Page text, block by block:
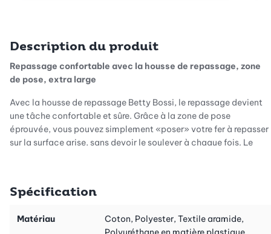
Description du produit
Repassage confortable avec la housse de repassage, zone
de pose, extra large
Avec la housse de repassage Betty Bossi, le repassage devient
une tâche confortable et sûre. Grâce à la zone de pose
éprouvée, vous pouvez simplement «poser» votre fer à repasser
sur la surface grise, sans devoir le soulever à chaque fois. Le
Confort et qualité à chaque couche
Le rembourrage à trois couches assure un confort maximal lors
du repassage tout en restant perméable à la vapeur. La surface
Spécification
Matériau
Coton, Polyester, Textile aramide,